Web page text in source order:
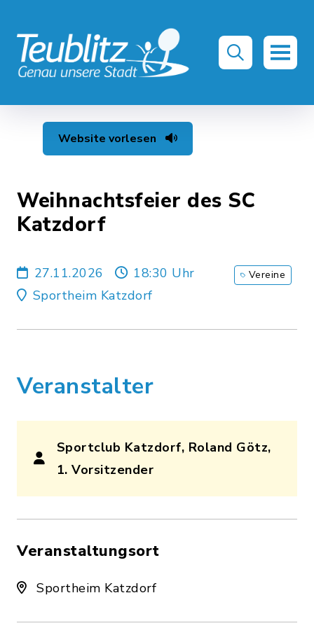
Website vorlesen
Weihnachtsfeier des SC
Katzdorf
27.11.2026
18:30 Uhr
Sportheim Katzdorf
Vereine
Veranstalter
Sportclub Katzdorf, Roland Götz,
1. Vorsitzender
Veranstaltungsort
Sportheim Katzdorf